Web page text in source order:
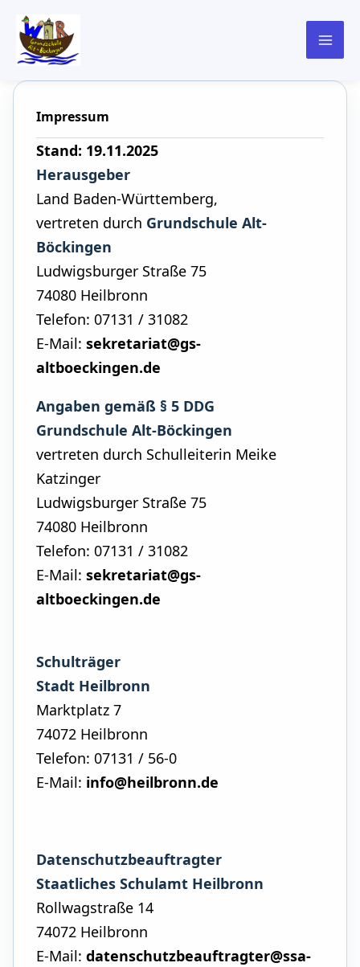
Impressum
Stand: 19.11.2025
Herausgeber
Land Baden-Württemberg,
vertreten durch Grundschule Alt-
Böckingen
Ludwigsburger Straße 75
74080 Heilbronn
Telefon: 07131 / 31082
E-Mail:sekretariat@gs-
altboeckingen.de
Angaben gemäß § 5 DDG
Grundschule Alt-Böckingen
vertreten durch Schulleiterin Meike
Katzinger
Ludwigsburger Straße 75
74080 Heilbronn
Telefon: 07131 / 31082
E-Mail:sekretariat@gs-
altboeckingen.de
Schulträger
Stadt Heilbronn
Marktplatz 7
74072 Heilbronn
Telefon: 07131 / 56-0
E-Mail: info@heilbronn.de
Datenschutzbeauftragter
Staatliches Schulamt Heilbronn
Rollwagstraße 14
74072 Heilbronn
E-Mail:datenschutzbeauftragter@ssa-